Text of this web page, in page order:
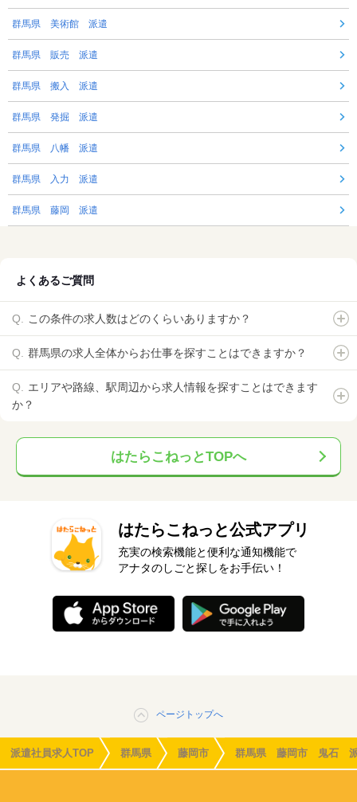
群馬県 美術館 派遣
群馬県 販売 派遣
群馬県 搬入 派遣
群馬県 発掘 派遣
群馬県 八幡 派遣
群馬県 入力 派遣
群馬県 藤岡 派遣
よくあるご質問
この条件の求人数はどのくらいありますか？
群馬県の求人全体からお仕事を探すことはできますか？
エリアや路線、駅周辺から求人情報を探すことはできます
か？
はたらこねっとTOPへ
はたらこねっと公式アプリ
充実の検索機能と便利な通知機能で
アナタのしごと探しをお手伝い！
ページトップへ
派遣社員求人TOP 群馬県 藤岡市 群馬県 藤岡市 鬼石 派